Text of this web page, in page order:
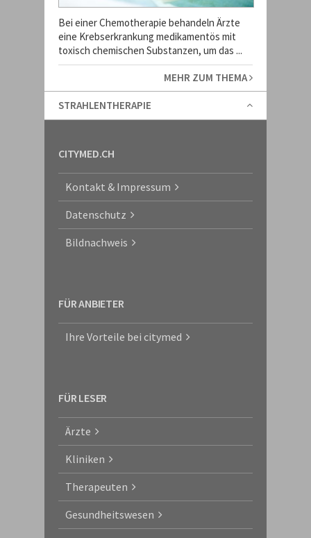
Bei einer Chemotherapie behandeln Ärzte
eine Krebserkrankung medikamentös mit
toxisch chemischen Substanzen, um das ...
MEHR ZUM THEMA
STRAHLENTHERAPIE
CITYMED.CH
Kontakt & Impressum
Datenschutz
Bildnachweis
FÜR ANBIETER
Ihre Vorteile bei citymed
FÜR LESER
Ärzte
Kliniken
Therapeuten
Gesundheitswesen